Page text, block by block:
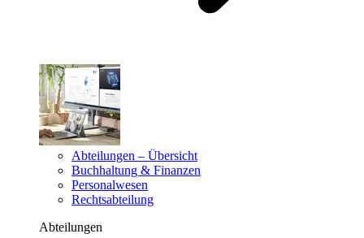
Abteilungen – Übersicht
Buchhaltung & Finanzen
Personalwesen
Rechtsabteilung
Abteilungen